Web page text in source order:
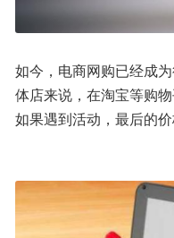
如今，电商网购已经成
体店来说，在淘宝等购
如果遇到活动，最后的价